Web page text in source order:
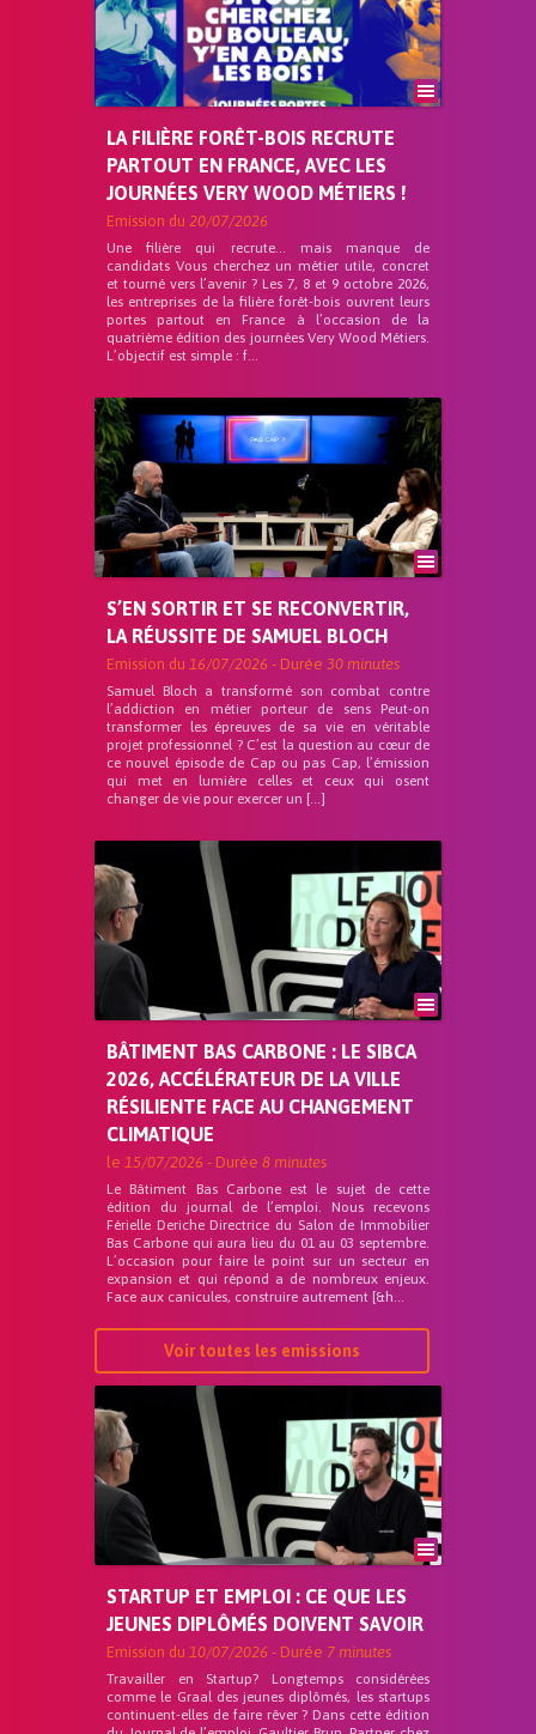
LA FILIÈRE FORÊT-BOIS RECRUTE
PARTOUT EN FRANCE, AVEC LES
JOURNÉES VERY WOOD MÉTIERS !
Emission du 20/07/2026
Une filière qui recrute… mais manque de
candidats Vous cherchez un métier utile, concret
et tourné vers l’avenir ? Les 7, 8 et 9 octobre 2026,
les entreprises de la filière forêt-bois ouvrent leurs
portes partout en France à l’occasion de la
quatrième édition des journées Very Wood Métiers.
L’objectif est simple : f...
S’EN SORTIR ET SE RECONVERTIR,
LA RÉUSSITE DE SAMUEL BLOCH
Emission du 16/07/2026 - Durée 30 minutes
Samuel Bloch a transformé son combat contre
l’addiction en métier porteur de sens Peut-on
transformer les épreuves de sa vie en véritable
projet professionnel ? C’est la question au cœur de
ce nouvel épisode de Cap ou pas Cap, l’émission
qui met en lumière celles et ceux qui osent
changer de vie pour exercer un […]
BÂTIMENT BAS CARBONE : LE SIBCA
2026, ACCÉLÉRATEUR DE LA VILLE
RÉSILIENTE FACE AU CHANGEMENT
CLIMATIQUE
le 15/07/2026 - Durée 8 minutes
Le Bâtiment Bas Carbone est le sujet de cette
édition du journal de l’emploi. Nous recevons
Férielle Deriche Directrice du Salon de Immobilier
Bas Carbone qui aura lieu du 01 au 03 septembre.
L’occasion pour faire le point sur un secteur en
expansion et qui répond a de nombreux enjeux.
Face aux canicules, construire autrement [&h...
Voir toutes les emissions
STARTUP ET EMPLOI : CE QUE LES
JEUNES DIPLÔMÉS DOIVENT SAVOIR
Emission du 10/07/2026 - Durée 7 minutes
Travailler en Startup? Longtemps considérées
comme le Graal des jeunes diplômés, les startups
continuent-elles de faire rêver ? Dans cette édition